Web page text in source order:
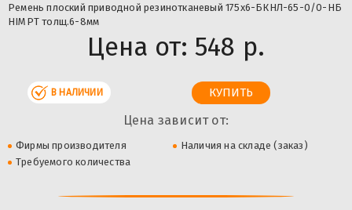
Ремень плоский приводной резинотканевый 175х6-БКНЛ-65-0/0-НБ
HIMPT толщ.6-8мм
Цена от: 548 р.
В НАЛИЧИИ
Цена зависит от:
Фирмы производителя
Наличия на складе (заказ)
Требуемого количества